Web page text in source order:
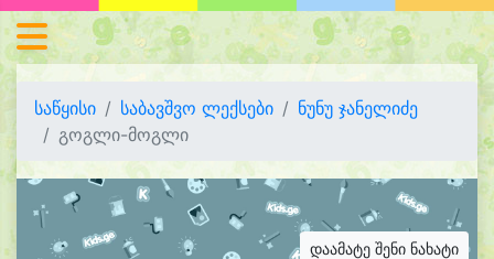
საწყისი საბავშვო ლექსები
ნუნუ ჯანელიძე
გოგლი-მოგლი
დაამატე შენი ნახატი